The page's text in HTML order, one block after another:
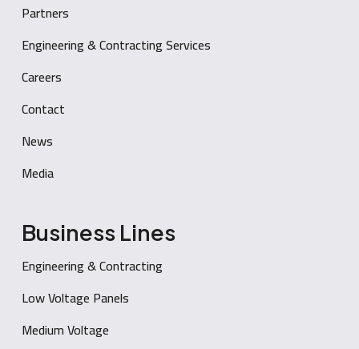
Partners
Engineering & Contracting Services
Careers
Contact
News
Media
Business Lines
Engineering & Contracting
Low Voltage Panels
Medium Voltage